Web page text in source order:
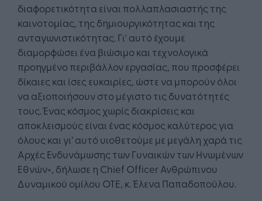
διαφορετικότητα είναι πολλαπλασιαστής της
καινοτομίας, της δημιουργικότητας και της
ανταγωνιστικότητας. Γι' αυτό έχουμε
διαμορφώσει ένα βιώσιμο και τεχνολογικά
προηγμένο περιβάλλον εργασίας, που προσφέρει
δίκαιες και ίσες ευκαιρίες, ώστε να μπορούν όλοι
να αξιοποιήσουν στο μέγιστο τις δυνατότητές
τους. Ένας κόσμος χωρίς διακρίσεις και
αποκλεισμούς είναι ένας κόσμος καλύτερος για
όλους και γι’ αυτό υιοθετούμε με μεγάλη χαρά τις
Αρχές Ενδυνάμωσης των Γυναικών των Ηνωμένων
Εθνών», δήλωσε η Chief Officer Ανθρώπινου
Δυναμικού ομίλου ΟΤΕ, κ. Έλενα Παπαδοπούλου.